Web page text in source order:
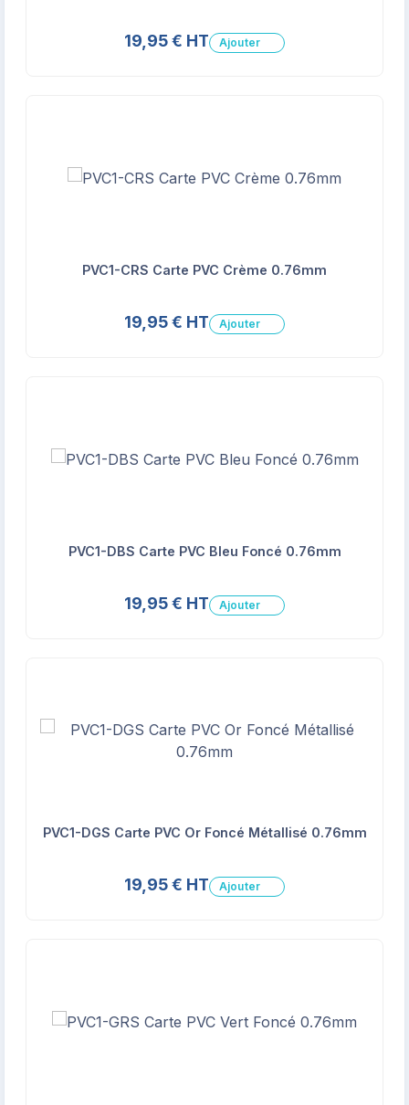
19,95 € HT Ajouter
PVC1-CRS Carte PVC Crème 0.76mm
19,95 € HT Ajouter
PVC1-DBS Carte PVC Bleu Foncé 0.76mm
19,95 € HT Ajouter
PVC1-DGS Carte PVC Or Foncé Métallisé 0.76mm
19,95 € HT Ajouter